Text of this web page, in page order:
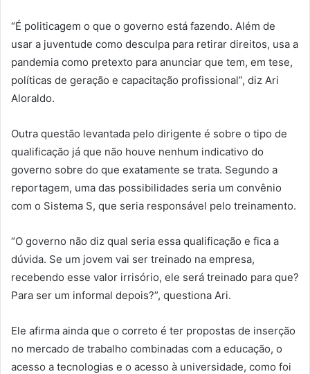
“É politicagem o que o governo está fazendo. Além de
usar a juventude como desculpa para retirar direitos, usa a
pandemia como pretexto para anunciar que tem, em tese,
políticas de geração e capacitação profissional”, diz Ari
Aloraldo.
Outra questão levantada pelo dirigente é sobre o tipo de
qualificação já que não houve nenhum indicativo do
governo sobre do que exatamente se trata. Segundo a
reportagem, uma das possibilidades seria um convênio
com o Sistema S, que seria responsável pelo treinamento.
“O governo não diz qual seria essa qualificação e fica a
dúvida. Se um jovem vai ser treinado na empresa,
recebendo esse valor irrisório, ele será treinado para que?
Para ser um informal depois?”, questiona Ari.
Ele afirma ainda que o correto é ter propostas de inserção
no mercado de trabalho combinadas com a educação, o
acesso a tecnologias e o acesso à universidade, como foi